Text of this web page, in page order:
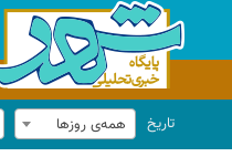
تاریخ
همه‌ی روزها